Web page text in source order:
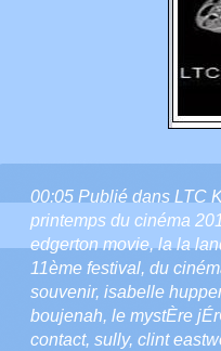
00:05 Publié dans LTC
printemps du cinéma
edgerton movie,la la
11ème festival, du
souvenir, isabelle
boujenah, le mystÈre
contact, sully, clint